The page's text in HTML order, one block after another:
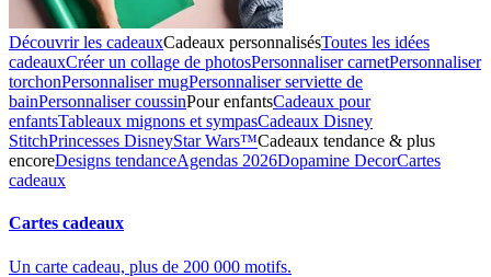
Découvrir les cadeauxCadeaux personnalisésToutes les idées
cadeauxCréer un collage de photosPersonnaliser carnetPersonnaliser
torchonPersonnaliser mugPersonnaliser serviette de
bainPersonnaliser coussinPour enfantsCadeaux pour
enfantsTableaux mignons et sympasCadeaux Disney
StitchPrincesses DisneyStar Wars™Cadeaux tendance & plus
encoreDesigns tendanceAgendas 2026Dopamine DecorCartes
cadeaux
Cartes cadeaux
Un carte cadeau, plus de 200 000 motifs.